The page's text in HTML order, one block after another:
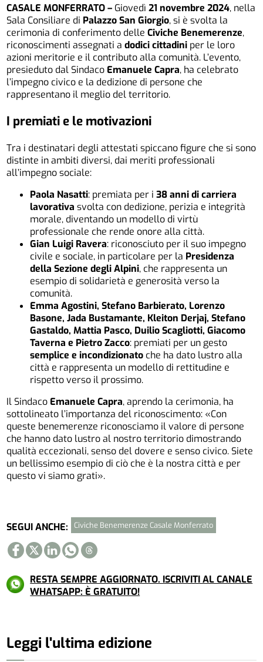
CASALE MONFERRATO – Giovedì21 novembre 2024, nella
Sala Consiliare di Palazzo San Giorgio, si è svolta la
cerimonia di conferimento delleCiviche Benemerenze,
riconoscimenti assegnati adodici cittadini per le loro
azioni meritorie e il contributo alla comunità. L’evento,
presieduto dal Sindaco Emanuele Capra, ha celebrato
l’impegno civico e la dedizione di persone che
rappresentano il meglio del territorio.
I premiati e le motivazioni
Tra i destinatari degli attestati spiccano figure che si sono
distinte in ambiti diversi, dai meriti professionali
all’impegno sociale:
Paola Nasatti: premiata per i38 anni di carriera
lavorativa svolta con dedizione, perizia e integrità
morale, diventando un modello di virtù
professionale che rende onore alla città.
Gian Luigi Ravera: riconosciuto per il suo impegno
civile e sociale, in particolare per la Presidenza
della Sezione degli Alpini, che rappresenta un
esempio di solidarietà e generosità verso la
comunità.
Emma Agostini, Stefano Barbierato, Lorenzo
Basone, Jada Bustamante, Kleiton Derjaj, Stefano
Gastaldo, Mattia Pasco, Duilio Scagliotti, Giacomo
Taverna e Pietro Zacco: premiati per un gesto
semplice e incondizionato che ha dato lustro alla
città e rappresenta un modello di rettitudine e
rispetto verso il prossimo.
Il Sindaco Emanuele Capra, aprendo la cerimonia, ha
sottolineato l’importanza del riconoscimento: «Con
queste benemerenze riconosciamo il valore di persone
che hanno dato lustro al nostro territorio dimostrando
qualità eccezionali, senso del dovere e senso civico. Siete
un bellissimo esempio di ciò che è la nostra città e per
questo vi siamo grati».
SEGUI ANCHE: Civiche Benemerenze Casale Monferrato
RESTA SEMPRE AGGIORNATO. ISCRIVITI AL CANALE
WHATSAPP: È GRATUITO!
Leggi l'ultima edizione